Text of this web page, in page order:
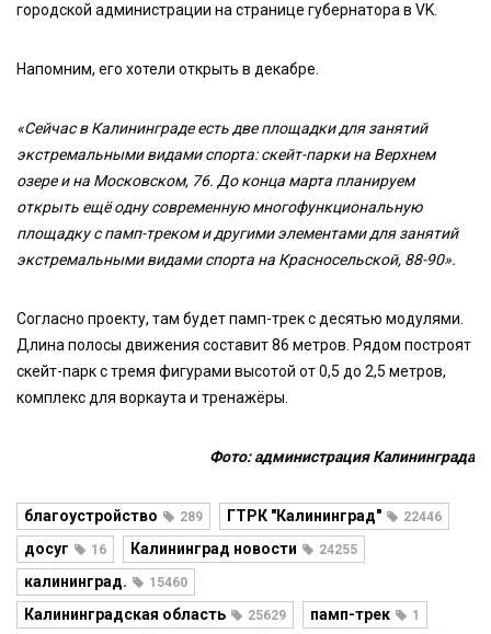
городской администрации на странице губернатора в VK.
Напомним, его хотели открыть в декабре.
«Сейчас в Калининграде есть две площадки для занятий
экстремальными видами спорта: скейт-парки на Верхнем
озере и на Московском, 76. До конца марта планируем
открыть ещё одну современную многофункциональную
площадку с памп-треком и другими элементами для занятий
экстремальными видами спорта на Красносельской, 88-90».
Согласно проекту, там будет памп-трек с десятью модулями.
Длина полосы движения составит 86 метров. Рядом построят
скейт-парк с тремя фигурами высотой от 0,5 до 2,5 метров,
комплекс для воркаута и тренажёры.
Фото: администрация Калининграда
благоустройство 289 ГТРК "Калининград" 22446
досуг 16 Калининград новости 24255
калининград. 15460
Калининградская область 25629 памп-трек 1